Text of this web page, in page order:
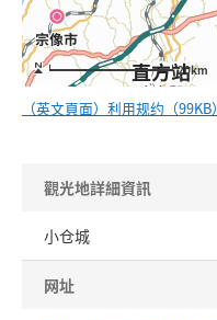
20km
（英文頁面）利用规约（99KB）
觀光地詳細資訊
小仓城
网址